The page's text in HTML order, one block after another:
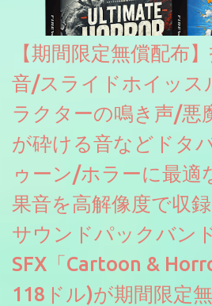
【期間限定無償配布
音/スライドホイッス
ラクターの鳴き声/悪
が砕ける音などドタ
ゥーン/ホラーに最適
果音を高解像度で収
サウンドパックバン
SFX「Cartoon &
118ドル)が期間限定